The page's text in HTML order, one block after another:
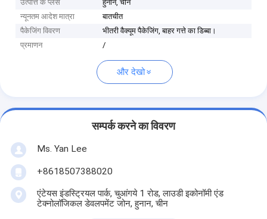
उत्पत्ति के प्लेस
हुनान, चीन
न्यूनतम आदेश मात्रा
बातचीत
पैकेजिंग विवरण
भीतरी वैक्यूम पैकेजिंग, बाहर गत्ते का डिब्बा।
प्रमाणन
/
और देखो
सम्पर्क करने का विवरण
Ms. Yan Lee
+8618507388020
एंटेयस इंडस्ट्रियल पार्क, चुआंगये 1 रोड, लाउडी इकोनॉमी एंड
टेक्नोलॉजिकल डेवलपमेंट जोन, हुनान, चीन